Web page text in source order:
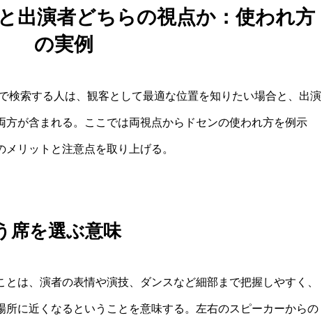
出演者どちらの視点か：使われ方
の実例
検索する人は、観客として最適な位置を知りたい場合と、出演
が含まれる。ここでは両視点からドセンの使われ方を例示
リットと注意点を取り上げる。
席を選ぶ意味
は、演者の表情や演技、ダンスなど細部まで把握しやすく、
に近くなるということを意味する。左右のスピーカーからの